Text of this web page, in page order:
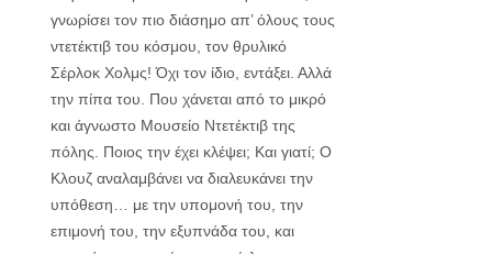
γνωρίσει τον πιο διάσημο απ’ όλους τους
ντετέκτιβ του κόσμου, τον θρυλικό
Σέρλοκ Χολμς! Όχι τον ίδιο, εντάξει. Αλλά
την πίπα του. Που χάνεται από το μικρό
και άγνωστο Μουσείο Ντετέκτιβ της
πόλης. Ποιος την έχει κλέψει; Και γιατί; Ο
Κλουζ αναλαμβάνει να διαλευκάνει την
υπόθεση… με την υπομονή του, την
επιμονή του, την εξυπνάδα του, και